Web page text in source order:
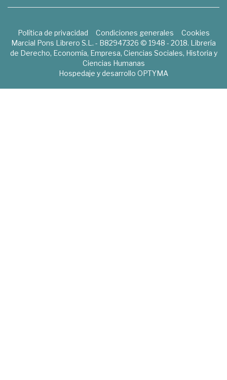
Política de privacidad Condiciones generales
Cookies
Marcial Pons Librero S.L. - B82947326 © 1948 - 2018. Librería
de Derecho, Economía, Empresa, Ciencias Sociales, Historia y
Ciencias Humanas
Hospedaje y desarrollo OPTYMA